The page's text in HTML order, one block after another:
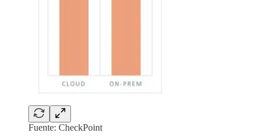
Fuente: CheckPoint